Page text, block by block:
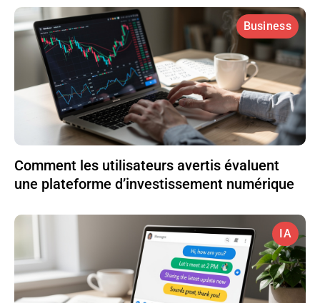
Business
Comment les utilisateurs avertis évaluent
une plateforme d’investissement numérique
IA